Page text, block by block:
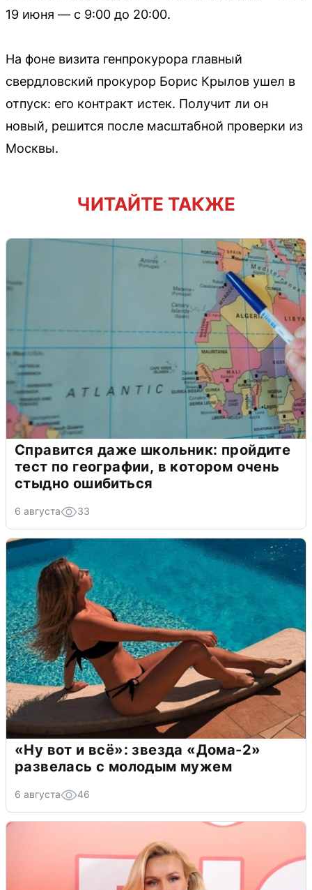
19 июня — с 9:00 до 20:00.
На фоне визита генпрокурора главный
свердловский прокурор Борис Крылов ушел в
отпуск: его контракт истек. Получит ли он
новый, решится после масштабной проверки из
Москвы.
ЧИТАЙТЕ ТАКЖЕ
Справится даже школьник: пройдите
тест по географии, в котором очень
стыдно ошибиться
6 августа 33
«Ну вот и всё»: звезда «Дома-2»
развелась с молодым мужем
6 августа 46